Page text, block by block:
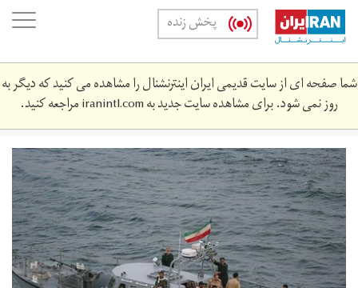
Skip
main
content
پخش زنده
شما صفحه ای از سایت قدیمی ایران اینترنشنال را مشاهده می کنید که دیگر به
روز نمی شود. برای مشاهده سایت جدید بهiranintl.comمراجعه کنید.
nftkhsh3.jpg